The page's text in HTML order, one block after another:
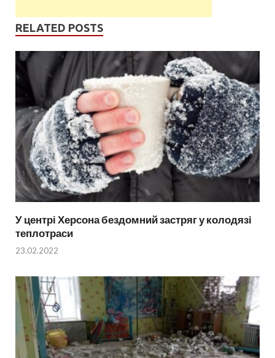
RELATED POSTS
У центрі Херсона бездомний застряг у колодязі
теплотраси
23.02.2022